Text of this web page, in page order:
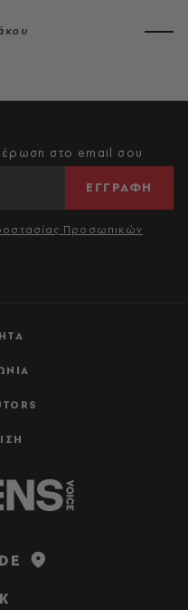
στο email σου
ΕΓΓΡΑΦΗ
Προσωπικών